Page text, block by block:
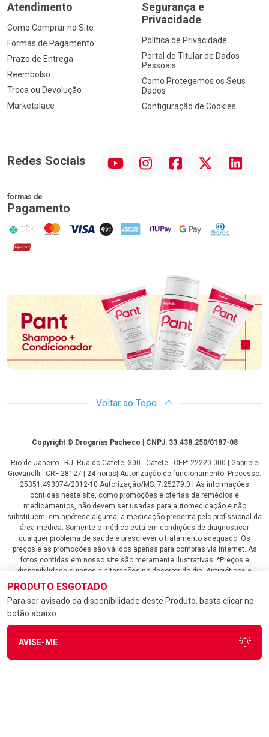
PRODUTO ESGOTADO
Para ser avisado da disponibilidade deste Produto, basta clicar no
botão abaixo.
AVISE-ME
Atendimento
Como Comprar no Site
Formas de Pagamento
Prazo de Entrega
Reembolso
Troca ou Devolução
Marketplace
Segurança e
Privacidade
Política de Privacidade
Portal do Titular de Dados
Pessoais
Como Protegemos os Seus
Dados
Configuração de Cookies
Redes Sociais InstagramFacebookTwitter Linkedin
formas de
Pagamento
PIX MasterCard
VISA ELO AMEX NuPay Google PayDiners Club
Hipercard
Promoção em Destaque
Voltar ao Topo
CopyrightCopyright © Drogarias Pacheco | CNPJ: 33.438.250/0187-08
Rio de Janeiro - RJ: Rua do Catete, 300 - Catete - CEP: 22220-000 | Gabriele
Giovanelli - CRF 28127 | 24 horas| Autorização de funcionamento: Processo:
25351.493074/2012-10 Autorização/MS: 7.25279.0 | As informações
contidas neste site, como promoções e ofertas de remédios e
medicamentos, não devem ser usadas para automedicação e não
substituem, em hipótese alguma, a medicação prescrita pelo profissional da
área médica. Somente o médico está em condições de diagnosticar
qualquer problema de saúde e prescrever o tratamento adequado. Os
preços e as promoções são válidos apenas para compras via internet. As
fotos contidas em nosso site são meramente ilustrativas. *Preços e
disponibilidade sujeitos a alterações no decorrer do dia. Antibióticos e
antimicrobianos vendas apenas em lojas físicas ou televendas. Portaria nº
344 - 01/02/1999 - Ministério da Saúde. Horário de funcionamento Central
de Vendas e Atendimento ao Cliente 4020 4404 ou 0800 282 10 10 de
LGPD Aceite os Cookies